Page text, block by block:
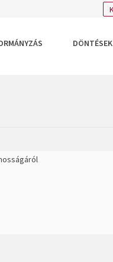
DÖNTÉSEK